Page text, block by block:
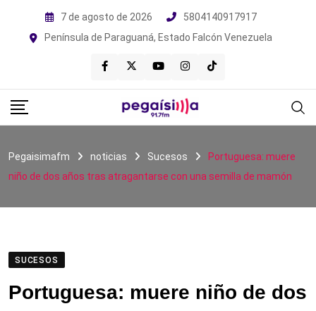
7 de agosto de 2026
5804140917917
Península de Paraguaná, Estado Falcón Venezuela
Pegaisimafm noticias Sucesos
Portuguesa: muere
niño de dos años tras atragantarse con una semilla de mamón
SUCESOS
Portuguesa: muere niño de dos